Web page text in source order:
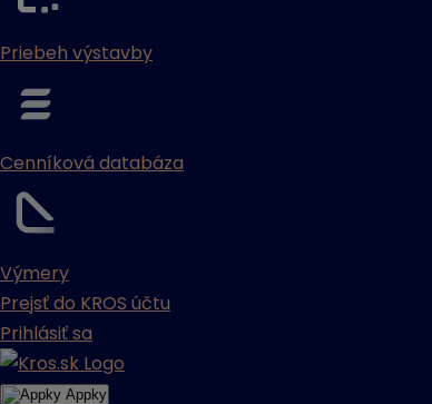
Priebeh výstavby
Cenníková databáza
Výmery
Prejsť do KROS účtu
Prihlásiť sa
Appky